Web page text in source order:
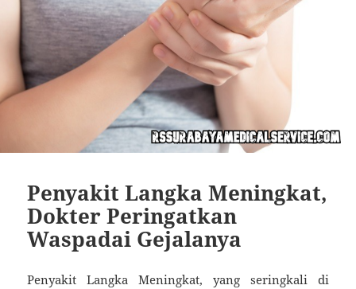
Penyakit Langka Meningkat,
Dokter Peringatkan
Waspadai Gejalanya
Penyakit Langka Meningkat, yang seringkali di